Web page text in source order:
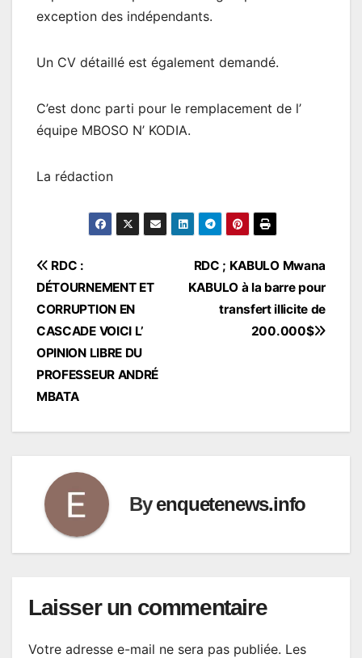
exception des indépendants.
Un CV détaillé est également demandé.
C’est donc parti pour le remplacement de l’
équipe MBOSO N’ KODIA.
La rédaction
Navigation
de
l’article
RDC ; KABULO Mwana
KABULO à la barre pour
transfert illicite de
200.000$
RDC :
DÉTOURNEMENT ET
CORRUPTION EN
CASCADE VOICI L’
OPINION LIBRE DU
PROFESSEUR ANDRÉ
MBATA
Byenquetenews.info
Laisser un commentaire
Votre adresse e-mail ne sera pas publiée. Les